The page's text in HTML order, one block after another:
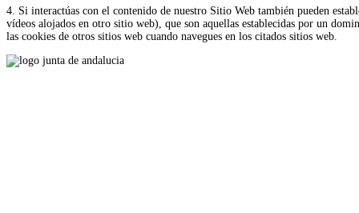
4. Si interactúas con el contenido de nuestro Sitio Web también pueden
vídeos alojados en otro sitio web), que son aquellas establecidas por un
las cookies de otros sitios web cuando navegues en los citados sitios web.